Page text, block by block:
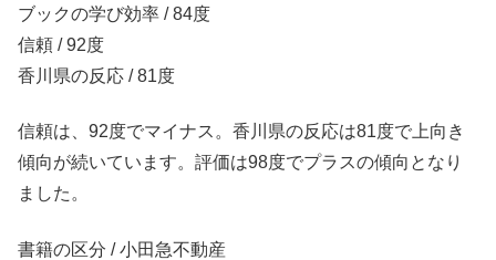
ブックの学び効率 / 84度
信頼 / 92度
香川県の反応 / 81度
信頼は、92度でマイナス。香川県の反応は81度で上向き
傾向が続いています。評価は98度でプラスの傾向となり
ました。
書籍の区分 / 小田急不動産